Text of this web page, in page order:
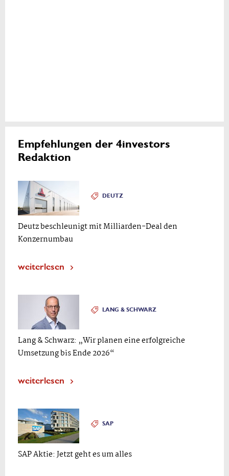
Empfehlungen der 4investors
Redaktion
DEUTZ
Deutz beschleunigt mit Milliarden-Deal den
Konzernumbau
weiterlesen
LANG & SCHWARZ
Lang & Schwarz: „Wir planen eine erfolgreiche
Umsetzung bis Ende 2026“
weiterlesen
SAP
SAP Aktie: Jetzt geht es um alles